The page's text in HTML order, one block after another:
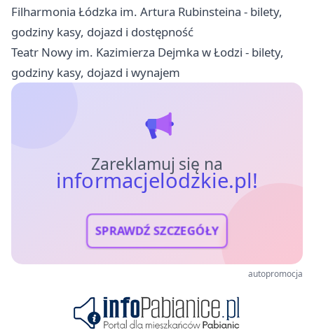
Filharmonia Łódzka im. Artura Rubinsteina - bilety,
godziny kasy, dojazd i dostępność
Teatr Nowy im. Kazimierza Dejmka w Łodzi - bilety,
godziny kasy, dojazd i wynajem
Zareklamuj się na
informacjelodzkie.pl!
SPRAWDŹ SZCZEGÓŁY
autopromocja